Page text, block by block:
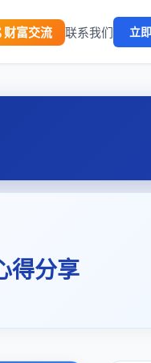
财富交流 联系我们 立
得分享